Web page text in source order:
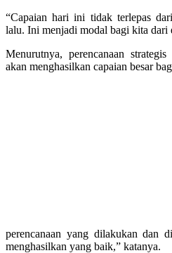
“Capaian hari ini tidak terlepas
lalu. Ini menjadi modal bagi kita dari
Menurutnya, perencanaan
akan menghasilkan capaian besar
perencanaan yang dilakukan dan
menghasilkan yang baik,” katanya.